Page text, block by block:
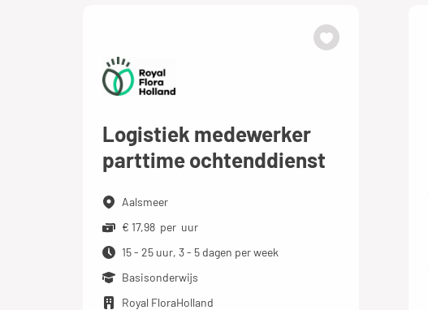
Logistiek medewerker
parttime ochtenddienst
Aalsmeer
€ 17,98 per uur
15 - 25 uur, 3 - 5 dagen per week
Basisonderwijs
Royal FloraHolland